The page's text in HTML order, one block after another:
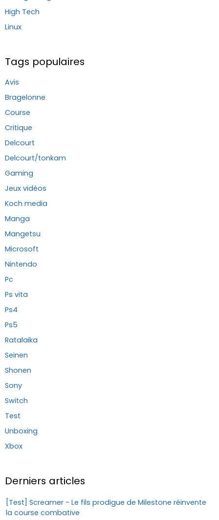
High Tech
Linux
Tags populaires
Avis
Bragelonne
Course
Critique
Delcourt
Delcourt/tonkam
Gaming
Jeux vidéos
Koch media
Manga
Mangetsu
Microsoft
Nintendo
Pc
Ps vita
Ps4
Ps5
Ratalaika
Seinen
Shonen
Sony
Switch
Test
Unboxing
Xbox
Derniers articles
[Test] Screamer - Le fils prodigue de Milestone réinvente
la course combative